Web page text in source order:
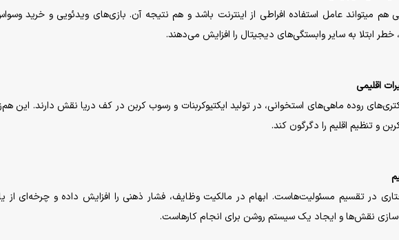
میتواند عامل استفاده افراطی از اینترنت باشد و هم نتیجه آن. بازی‌های ویدئویی و خرید
خطر ابتلا به سایر وابستگی‌های دیجیتال را افزایش می‌دهند.
اقلیمی
روده ماهی‌های استخوانی، در تولید ایکتیوکربنات و رسوب کربن در کف دریا نقش دارند. این
و تنظیم اقلیم را دگرگون کند.
در تقسیم مسئولیت‌هاست. ابهام در مالکیت وظایف، فشار ذهنی را افزایش داده و چرخه‌ای از
نقش‌ها و ایجاد یک سیستم روشن برای انجام کارهاست.